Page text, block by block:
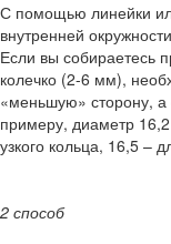
С помощью линейки
внутренней
Если вы собираетесь
колечко (2-6 мм),
«меньшую» сторону,
примеру, диаметр 16,2
узкого кольца, 16,5 –
2 способ